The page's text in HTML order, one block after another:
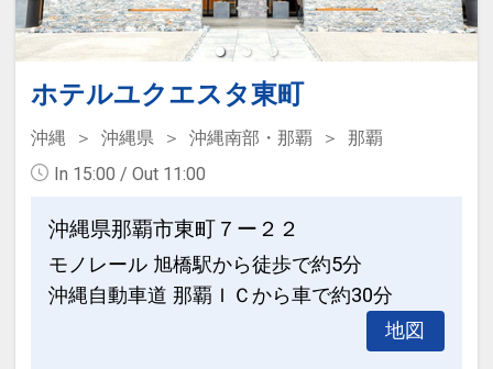
インターネットコース番号：DP-1-
17372709
クエスタ。
沖縄本島を縦断する国道58号線沿いの便
ンストリート国際通りや那覇市内唯一の
海水浴場「波之上ビーチ」も徒歩圏内
立地です。
ゆっくり、のんびりビジネスステイから
ファミリーステイまで那覇の拠点として
大きめのベッドとインテリアにこだわっ
ホテルユクエスタ東町
沖縄 沖縄県 沖縄南部・那覇
那覇
In 15:00 / Out 11:00
沖縄県那覇市東町７ー２２
モノレール 旭橋駅から徒歩で約5分
沖縄自動車道 那覇ＩＣから車で約30分
地図